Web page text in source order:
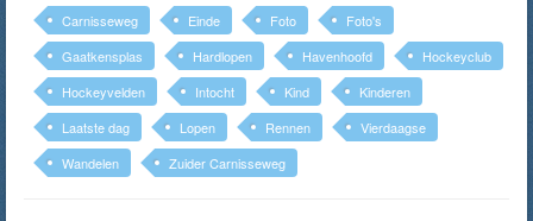
Carnisseweg
Einde Foto
Foto's
Gaatkensplas
Hardlopen Havenhoofd
Hockeyclub
Hockeyvelden
Intocht Kind
Kinderen
Laatste dag
Lopen Rennen
Vierdaagse
Wandelen
Zuider Carnisseweg